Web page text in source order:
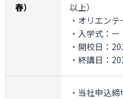
春）
以上）
・オリエン
・入学式：ー
・開校日：
・終講日：
・当社申込締